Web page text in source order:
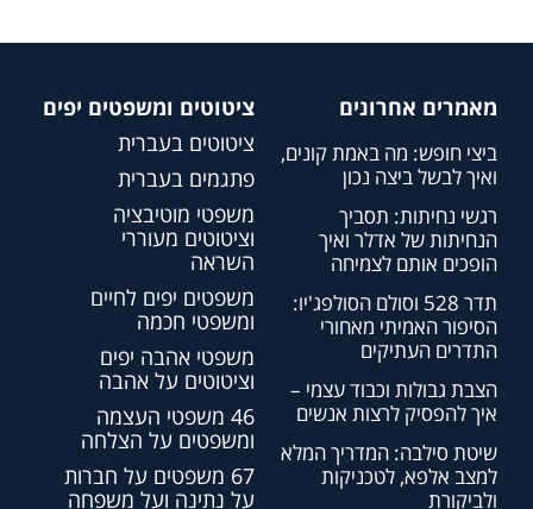
מאמרים אחרונים
ביצי חופש: מה באמת קונים,
ואיך לבשל ביצה נכון
רגשי נחיתות: תסביך
הנחיתות של אדלר ואיך
הופכים אותם לצמיחה
תדר 528 וסולם הסולפג'יו:
הסיפור האמיתי מאחורי
התדרים העתיקים
הצבת גבולות וכבוד עצמי –
איך להפסיק לרצות אנשים
שיטת סילבה: המדריך המלא
למצב אלפא, לטכניקות
ולביקורת
ציטוטים ומשפטים יפים
ציטוטים בעברית
פתגמים בעברית
משפטי מוטיבציה
וציטוטים מעוררי
השראה
משפטים יפים לחיים
ומשפטי חכמה
משפטי אהבה יפים
וציטוטים על אהבה
46 משפטי העצמה
ומשפטים על הצלחה
67 משפטים על חברות
על נתינה ועל משפחה